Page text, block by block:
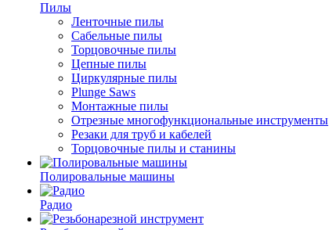
Пилы
Ленточные пилы
Сабельные пилы
Торцовочные пилы
Цепные пилы
Циркулярные пилы
Plunge Saws
Монтажные пилы
Отрезные многофункциональные инструменты
Резаки для труб и кабелей
Торцовочные пилы и станины
Полировальные машины
Радио